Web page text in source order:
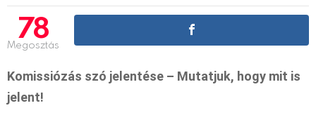
78
Megosztás
Komissiózás szó jelentése – Mutatjuk, hogy mit is
jelent!